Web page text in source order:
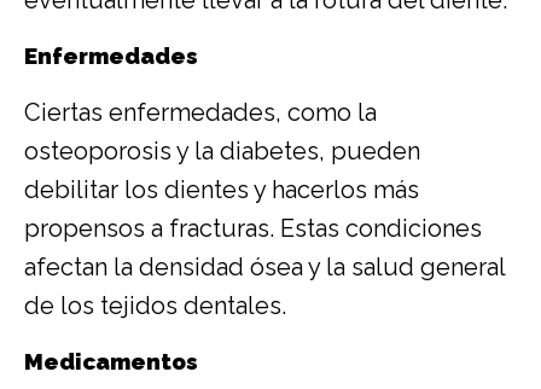
Enfermedades
Ciertas enfermedades, como la
osteoporosis y la diabetes, pueden
debilitar los dientes y hacerlos más
propensos a fracturas. Estas condiciones
afectan la densidad ósea y la salud general
de los tejidos dentales.
Medicamentos